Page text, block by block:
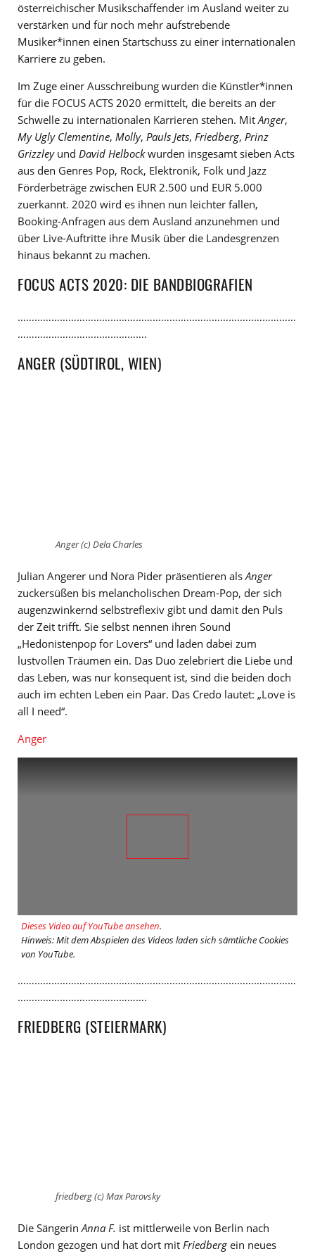
österreichischer Musikschaffender im Ausland weiter zu
verstärken und für noch mehr aufstrebende
Musiker*innen einen Startschuss zu einer internationalen
Karriere zu geben.
Im Zuge einer Ausschreibung wurden die Künstler*innen
für die FOCUS ACTS 2020 ermittelt, die bereits an der
Schwelle zu internationalen Karrieren stehen. MitAnger,
My Ugly Clementine, Molly, Pauls Jets, Friedberg, Prinz
Grizzleyund David Helbockwurden insgesamt sieben Acts
aus den Genres Pop, Rock, Elektronik, Folk und Jazz
Förderbeträge zwischen EUR 2.500 und EUR 5.000
zuerkannt. 2020 wird es ihnen nun leichter fallen,
Booking-Anfragen aus dem Ausland anzunehmen und
über Live-Auftritte ihre Musik über die Landesgrenzen
hinaus bekannt zu machen.
FOCUS ACTS 2020: DIE BANDBIOGRAFIEN
………………………………………………………………………………………
……………………………………….
ANGER (SÜDTIROL, WIEN)
Anger (c) Dela Charles
Julian Angerer und Nora Pider präsentieren als Anger
zuckersüßen bis melancholischen Dream-Pop, der sich
augenzwinkernd selbstreflexiv gibt und damit den Puls
der Zeit trifft. Sie selbst nennen ihren Sound
„Hedonistenpop for Lovers“ und laden dabei zum
lustvollen Träumen ein. Das Duo zelebriert die Liebe und
das Leben, was nur konsequent ist, sind die beiden doch
auch im echten Leben ein Paar. Das Credo lautet: „Love is
all I need“.
Anger
Dieses Video auf YouTube ansehen.
Hinweis: Mit dem Abspielen des Videos laden sich sämtliche Cookies
von YouTube.
………………………………………………………………………………………
……………………………………….
FRIEDBERG (STEIERMARK)
friedberg (c) Max Parovsky
Die Sängerin Anna F. ist mittlerweile von Berlin nach
London gezogen und hat dort mit Friedberg ein neues